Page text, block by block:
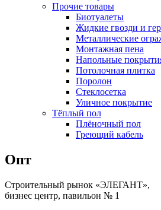
Прочие товары
Биотуалеты
Жидкие гвозди и
Металлические
Монтажная пена
Напольные
Потолочная плитка
Поролон
Стеклосетка
Уличное покрытие
Тёплый пол
Плёночный пол
Греющий кабель
Опт
Строительный рынок «ЭЛЕГАНТ»,
бизнес центр, павильон № 1